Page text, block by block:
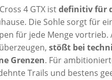
4 GTX istdefinitiv für
Die Sohle sorgt für
für jede Menge
stößt bei
Grenzen. Für
Trails und bestens